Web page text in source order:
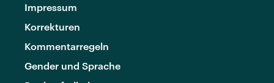
Impressum
Korrekturen
Kommentarregeln
Gender und Sprache